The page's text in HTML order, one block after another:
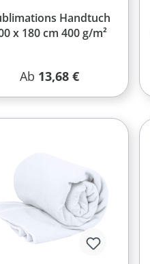
Handtuch
x 180 cm 400 g/m²
Regulärer Preis:
Ab 13,68 €